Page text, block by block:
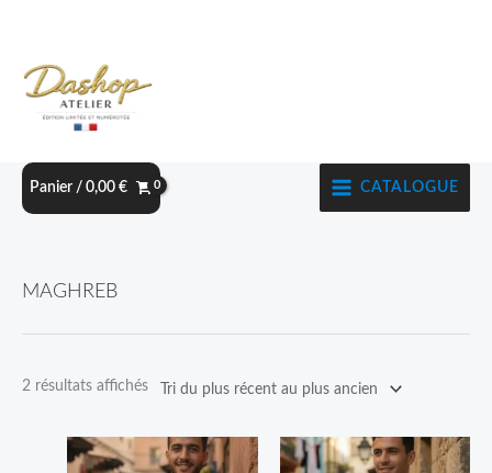
contenu
Panier /0,00€ CATALOGUE
MAGHREB
2 résultats affichés
ancienPlage
de
Ce
Plage
de
Ce